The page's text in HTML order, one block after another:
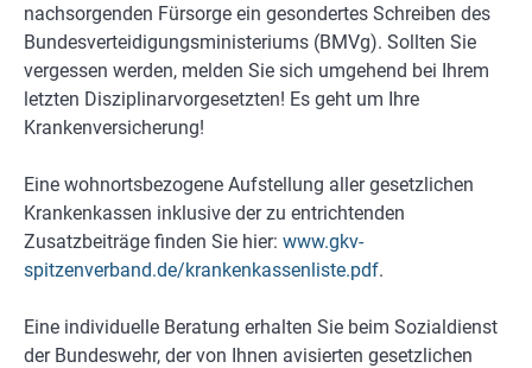
nachsorgenden Fürsorge ein gesondertes Schreiben des
Bundesverteidigungsministeriums (BMVg). Sollten Sie
vergessen werden, melden Sie sich umgehend bei Ihrem
letzten Disziplinarvorgesetzten! Es geht um Ihre
Krankenversicherung!
Eine wohnortsbezogene Aufstellung aller gesetzlichen
Krankenkassen inklusive der zu entrichtenden
Zusatzbeiträge finden Sie hier: www.gkv-
spitzenverband.de/krankenkassenliste.pdf.
Eine individuelle Beratung erhalten Sie beim Sozialdienst
der Bundeswehr, der von Ihnen avisierten gesetzlichen